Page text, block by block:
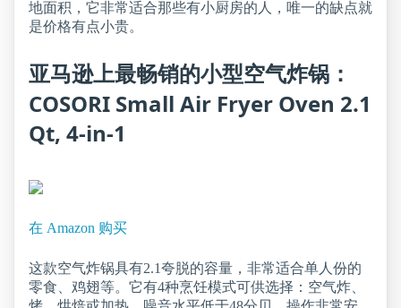
地面积，它非常适合那些有小厨房的人，唯一的缺点就
是价格有点小贵。
亚马逊上最畅销的小型空气炸锅：
COSORI Small Air Fryer Oven 2.1
Qt, 4-in-1
在 Amazon 购买
这款空气炸锅具有2.1夸脱的容量，非常适合单人份的
零食、鸡翅等。它有4种烹饪模式可供选择：空气炸、